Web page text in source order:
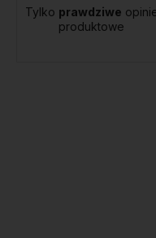
Tylko prawdziwe
produktowe